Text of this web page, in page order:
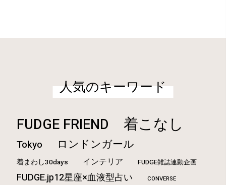
人気のキーワード
FUDGE FRIEND 着こなし
Tokyo ロンドンガール
着まわし30days インテリア FUDGE雑誌連動企画
FUDGE.jp12星座×血液型占い CONVERSE